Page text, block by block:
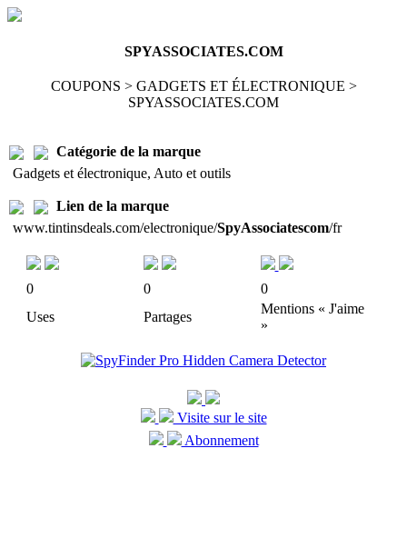
SPYASSOCIATES.COM
COUPONS > GADGETS ET ÉLECTRONIQUE >
SPYASSOCIATES.COM
Catégorie de la marque
Gadgets et électronique, Auto et outils
Lien de la marque
www.tintinsdeals.com/electronique/SpyAssociatescom/fr
0 0
0
Uses
Partages
Mentions « J'aime
»
Visite sur le site
Abonnement